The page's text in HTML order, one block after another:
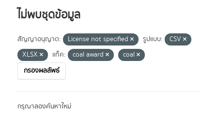
ไม่พบชุดข้อมูล
สัญญาอนุญาต: License not specified รูปแบบ:
CSV
XLSX
แท็ค: coal award
coal
กรองผลลัพธ์
กรุณาลองค้นหาใหม่